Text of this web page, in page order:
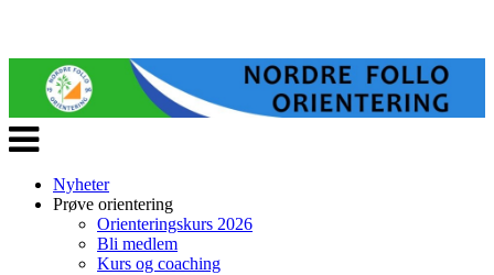
Veksle
navigasjon
Nyheter
Prøve orientering
Orienteringskurs 2026
Bli medlem
Kurs og coaching